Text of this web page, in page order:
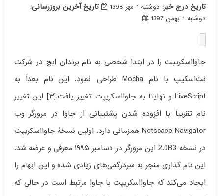
تاریخ درج خبر: دوشنبه 1 مهر 1398 تاریخ آخرین بروزرسانی:
دوشنبه 1 بهمن 1397
جاوااسکریپت را در ابتدا شخصی به نام برندان ایچ در شرکت
نت‌اسکیپ با نام Mocha طراحی نمود. این نام بعداً به
LiveScript و نهایتاً به جاوااسکریپت تغییر یافت.[۳] این تغییر
نام تقریباً با افزوده شدن پشتیبانی از جاوا در مرورگر وب
Netscape Navigator همزمانی دارد. اولین نسخهٔ جاوااسکریپت
در نسخه 2.0B3 این مرورگر در دسامبر ۱۹۹۵ معرفی و عرضه شد.
این نام گذاری منجر به سردرگمی‌های زیادی شده و این ابهام را
ایجاد می‌کند که جاوااسکریپت با جاوا مرتبط است در حالی که